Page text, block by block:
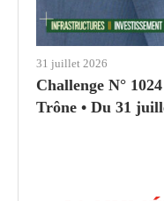
31 juillet 2026
Challenge N°
Trône • Du 31